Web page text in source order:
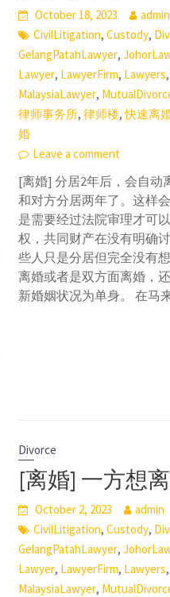
October 18, 2023
admin
CivilLitigation, Custody,
GelangPatahLawyer,
Lawyer, LawyerFirm, Lawyers,
MalaysiaLawyer,
律师事务所, 律师楼,快速离
婚
Leave a comment
[离婚] 分居2年后，会自动
和对方分居两年了。这样
是需要经过法院审理才可
权，共同财产在没有明确
些人只是分居但完全没有
离婚或者是双方面离婚，
新婚姻状况为单身。 在马
Divorce
[离婚] 一方想
October 2, 2023
admin
CivilLitigation, Custody,
GelangPatahLawyer,
Lawyer, LawyerFirm, Lawyers,
MalaysiaLawyer,